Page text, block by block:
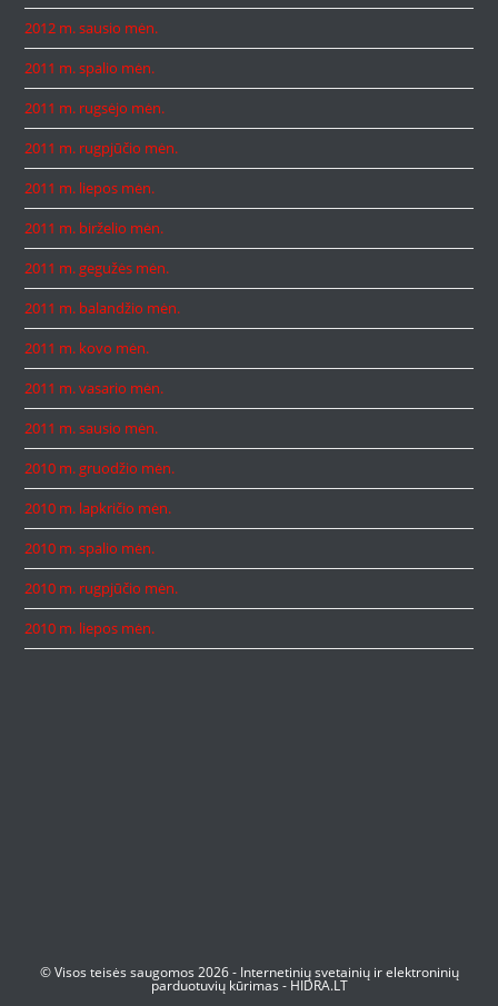
2012 m. sausio mėn.
2011 m. spalio mėn.
2011 m. rugsėjo mėn.
2011 m. rugpjūčio mėn.
2011 m. liepos mėn.
2011 m. birželio mėn.
2011 m. gegužės mėn.
2011 m. balandžio mėn.
2011 m. kovo mėn.
2011 m. vasario mėn.
2011 m. sausio mėn.
2010 m. gruodžio mėn.
2010 m. lapkričio mėn.
2010 m. spalio mėn.
2010 m. rugpjūčio mėn.
2010 m. liepos mėn.
© Visos teisės saugomos 2026 - Internetinių svetainių ir elektroninių
parduotuvių kūrimas - HIDRA.LT